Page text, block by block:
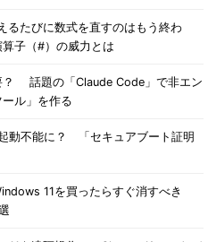
るたびに数式を直すのはもう終わ
子（#）の威力とは
？ 話題の「Claude Code」で非エン
ル」を作る
動不能に？ 「セキュアブート証明
11を買ったらすぐ消すべき